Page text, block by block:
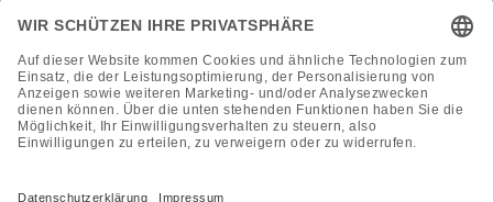
Datenschutzerklärung
Impressum
Vertrag widerrufen
KONTAKT